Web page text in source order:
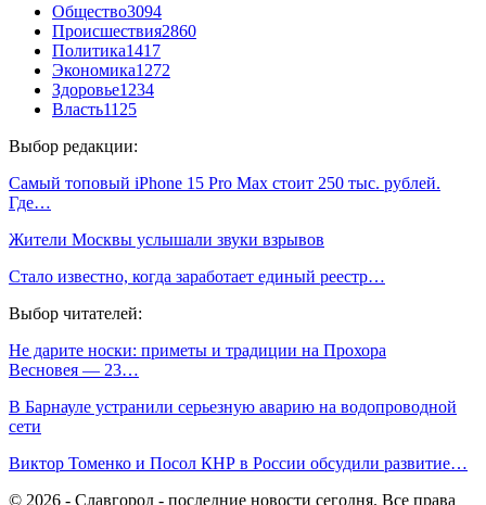
Общество3094
Происшествия2860
Политика1417
Экономика1272
Здоровье1234
Власть1125
Выбор редакции:
Самый топовый iPhone 15 Pro Max стоит 250 тыс. рублей.
Где…
Жители Москвы услышали звуки взрывов
Стало известно, когда заработает единый реестр…
Выбор читателей:
Не дарите носки: приметы и традиции на Прохора
Весновея — 23…
В Барнауле устранили серьезную аварию на водопроводной
сети
Виктор Томенко и Посол КНР в России обсудили развитие…
© 2026 - Славгород - последние новости сегодня. Все права